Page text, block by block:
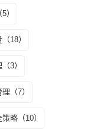
）
18）
3）
（7）
策略（10）